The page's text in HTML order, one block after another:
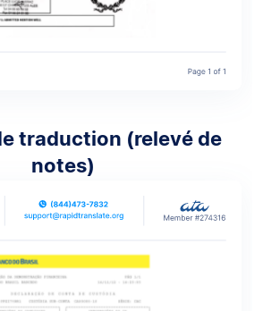
traduction (relevé de
notes)